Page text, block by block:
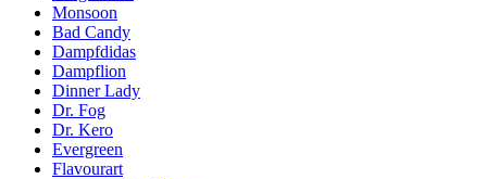
Monsoon
Bad Candy
Dampfdidas
Dampflion
Dinner Lady
Dr. Fog
Dr. Kero
Evergreen
Flavourart